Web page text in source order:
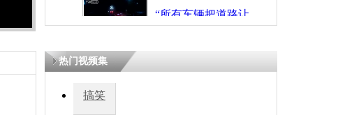
“所有车辆把道路让
开！”儿童突发疾病交
热门视频集
搞笑